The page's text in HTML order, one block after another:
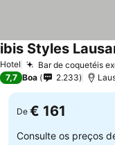
Hotel Bar de coquetéis
ibis Styles
7,7 Boa 2.233
De € 161
Consulte os preços